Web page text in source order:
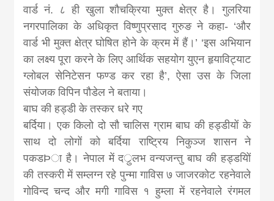
वार्ड नं. ८ ही खुला शौचक्रिया मुक्त क्षेत्र है। गुलरिया
नगरपालिका के अधिकृत विष्णुप्रसाद गुरुङ ने कहा- ‘और
वार्ड भी मुक्त क्षेत्र घोषित होने के क्रम में हैं।’ ‘इस अभियान
का लक्ष्य पूरा करने के लिए आर्थिक सहयोग युएन हृयाविट्याट
ग्लोबल सेनिटेसन फण्ड कर रहा है’, ऐसा उस के जिला
संयोजक विपिन पौडेल ने बताया।
बाघ की हड्डी के तस्कर धरे गए
बर्दिया। एक किलो दो सौ चालिस ग्राम बाघ की हड्डीयों के
साथ दो लोगों को बर्दिया राष्ट्रिय निकुञ्ज शासन ने
पकडÞा है। नेपाल में दर्ुलभ वन्यजन्तु बाघ की हड्डयिों
की तस्करी में सम्लग्न रहे पुन्मा गाविस ७ जाजरकोट रहनेवाले
गोविन्द चन्द और मगी गाविस १ हुम्ला में रहनेवाले रंगमल